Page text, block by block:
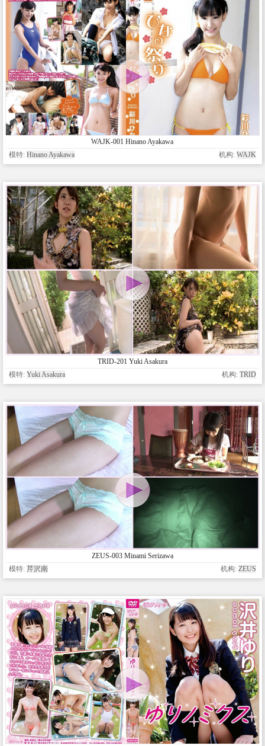
WAJK-001 Hinano Ayakawa
模特: Hinano Ayakawa 机构: WAJK
TRID-201 Yuki Asakura
模特: Yuki Asakura 机构: TRID
ZEUS-003 Minami Serizawa
模特: 芹沢南 机构: ZEUS